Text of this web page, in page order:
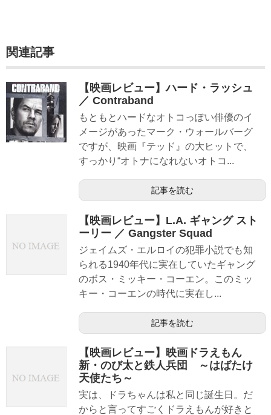
関連記事
【映画レビュー】ハード・ラッシュ
／ Contraband
もともとハードなオトコっぽい俳優のイ
メージがあったマーク・ウォールバーグ
ですが、映画『テッド』の大ヒットで、
すっかり“オトナになれないオトコ...
記事を読む
【映画レビュー】L.A. ギャング スト
ーリー ／ Gangster Squad
ジェイムズ・エルロイの犯罪小説でも知
られる1940年代に実在していたギャング
のボス・ミッキー・コーエン。このミッ
キー・コーエンの時代に実在し...
記事を読む
【映画レビュー】映画ドラえもん
新・のび太と鉄人兵団 ～はばたけ
天使たち～
実は、ドラちゃんは私と同じ誕生日。だ
からと言ってすごくドラえもんが好きと